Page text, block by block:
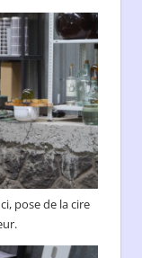
pose de la cire